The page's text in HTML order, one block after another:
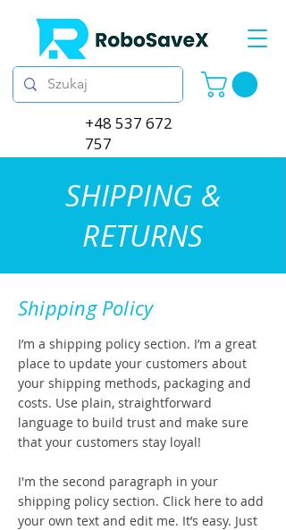
+48 537 672
757
SHIPPING &
RETURNS
Shipping Policy
I’m a shipping policy section. I’m a great
place to update your customers about
your shipping methods, packaging and
costs. Use plain, straightforward
language to build trust and make sure
that your customers stay loyal!
I'm the second paragraph in your
shipping policy section. Click here to add
your own text and edit me. It’s easy. Just